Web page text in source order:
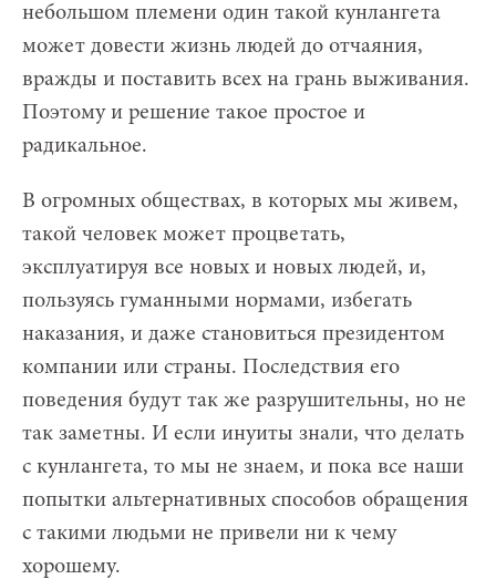
небольшом племени один такой кунлангета
может довести жизнь людей до отчаяния,
вражды и поставить всех на грань выживания.
Поэтому и решение такое простое и
радикальное.
В огромных обществах, в которых мы живем,
такой человек может процветать,
эксплуатируя все новых и новых людей, и,
пользуясь гуманными нормами, избегать
наказания, и даже становиться президентом
компании или страны. Последствия его
поведения будут так же разрушительны, но не
так заметны. И если инуиты знали, что делать
с кунлангета, то мы не знаем, и пока все наши
попытки альтернативных способов обращения
с такими людьми не привели ни к чему
хорошему.